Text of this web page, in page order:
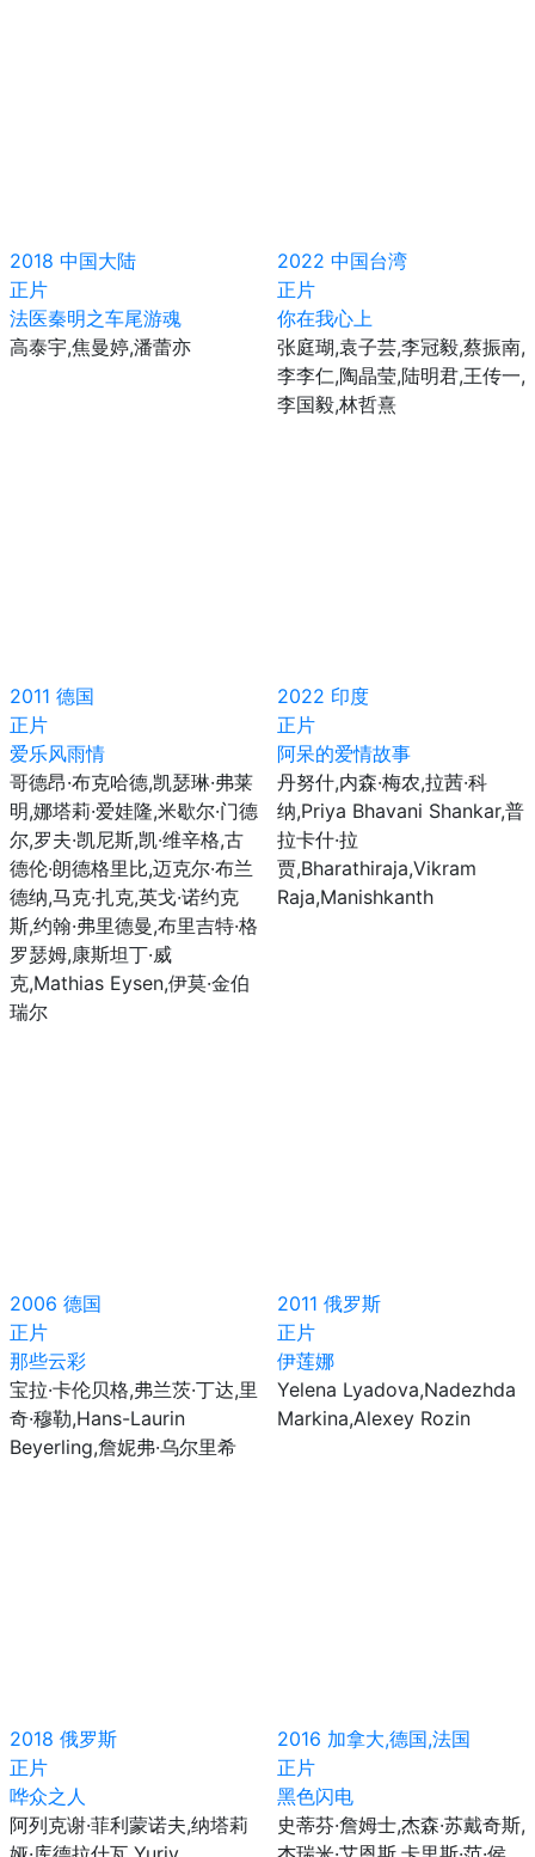
2018 中国大陆
正片
法医秦明之车尾游魂
高泰宇,焦曼婷,潘蕾亦
2022 中国台湾
正片
你在我心上
张庭瑚,袁子芸,李冠毅,蔡振南,
李李仁,陶晶莹,陆明君,王传一,
李国毅,林哲熹
2011 德国
正片
爱乐风雨情
哥德昂·布克哈德,凯瑟琳·弗莱
明,娜塔莉·爱娃隆,米歇尔·门德
尔,罗夫·凯尼斯,凯·维辛格,古
德伦·朗德格里比,迈克尔·布兰
德纳,马克·扎克,英戈·诺约克
斯,约翰·弗里德曼,布里吉特·格
罗瑟姆,康斯坦丁·威
克,Mathias Eysen,伊莫·金伯
瑞尔
2022 印度
正片
阿呆的爱情故事
丹努什,内森·梅农,拉茜·科
纳,Priya Bhavani Shankar,普
拉卡什·拉
贾,Bharathiraja,Vikram
Raja,Manishkanth
2006 德国
正片
那些云彩
宝拉·卡伦贝格,弗兰茨·丁达,里
奇·穆勒,Hans-Laurin
Beyerling,詹妮弗·乌尔里希
2011 俄罗斯
正片
伊莲娜
Yelena Lyadova,Nadezhda
Markina,Alexey Rozin
2018 俄罗斯
正片
哗众之人
阿列克谢·菲利蒙诺夫,纳塔莉
2016 加拿大,德国,法国
正片
黑色闪电
史蒂芬·詹姆士,杰森·苏戴奇斯,